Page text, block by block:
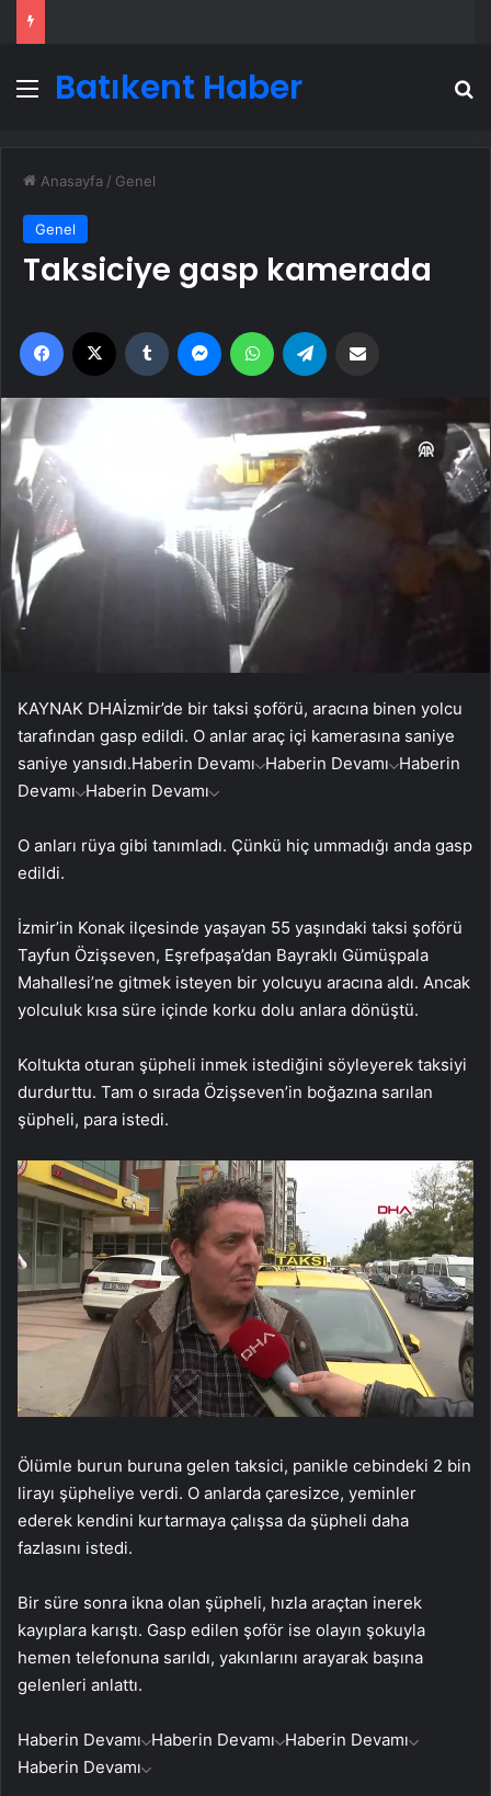
Menü
Batıkent Haber
Anasayfa / Genel
Genel
Taksiciye gasp kamerada
Facebook Tumblr MessengerWhatsApp
KAYNAK DHAİzmir’de bir taksi şoförü, aracına binen yolcu
tarafından gasp edildi. O anlar araç içi kamerasına saniye
saniye yansıdı.Haberin Devamı Haberin Devamı Haberin
Devamı Haberin Devamı
O anları rüya gibi tanımladı. Çünkü hiç ummadığı anda gasp
edildi.
İzmir’in Konak ilçesinde yaşayan 55 yaşındaki taksi şoförü
Tayfun Özişseven, Eşrefpaşa’dan Bayraklı Gümüşpala
Mahallesi’ne gitmek isteyen bir yolcuyu aracına aldı. Ancak
yolculuk kısa süre içinde korku dolu anlara dönüştü.
Koltukta oturan şüpheli inmek istediğini söyleyerek taksiyi
durdurttu. Tam o sırada Özişseven’in boğazına sarılan
şüpheli, para istedi.
Ölümle burun buruna gelen taksici, panikle cebindeki 2 bin
lirayı şüpheliye verdi. O anlarda çaresizce, yeminler
ederek kendini kurtarmaya çalışsa da şüpheli daha
fazlasını istedi.
Bir süre sonra ikna olan şüpheli, hızla araçtan inerek
kayıplara karıştı. Gasp edilen şoför ise olayın şokuyla
hemen telefonuna sarıldı, yakınlarını arayarak başına
gelenleri anlattı.
Haberin Devamı Haberin Devamı Haberin Devamı
Haberin Devamı